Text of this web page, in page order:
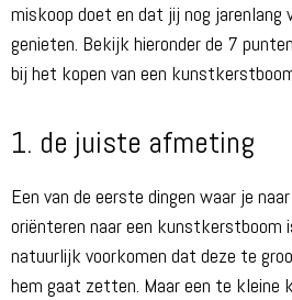
miskoop doet en dat jij nog jarenlang
genieten. Bekijk hieronder de 7
bij het kopen van een
1. de juiste afmeting
Een van de eerste dingen waar je
oriënteren naar een kunstkerstboom
natuurlijk voorkomen dat deze te
hem gaat zetten. Maar een te kleine